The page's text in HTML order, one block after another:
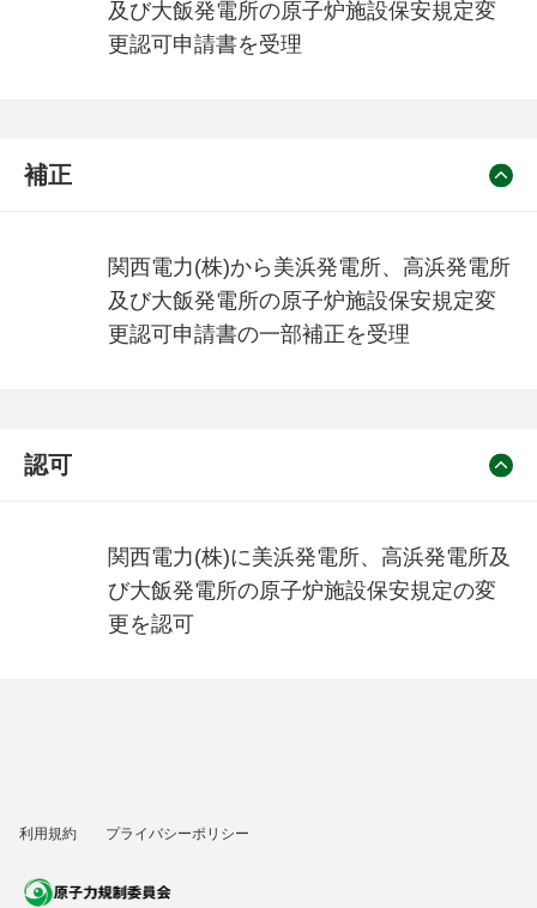
及び大飯発電所の原子炉施設保安規定変
更認可申請書を受理
補正
関西電力(株)から美浜発電所、高浜発電所
及び大飯発電所の原子炉施設保安規定変
更認可申請書の一部補正を受理
認可
関西電力(株)に美浜発電所、高浜発電所及
び大飯発電所の原子炉施設保安規定の変
更を認可
利用規約 プライバシーポリシー